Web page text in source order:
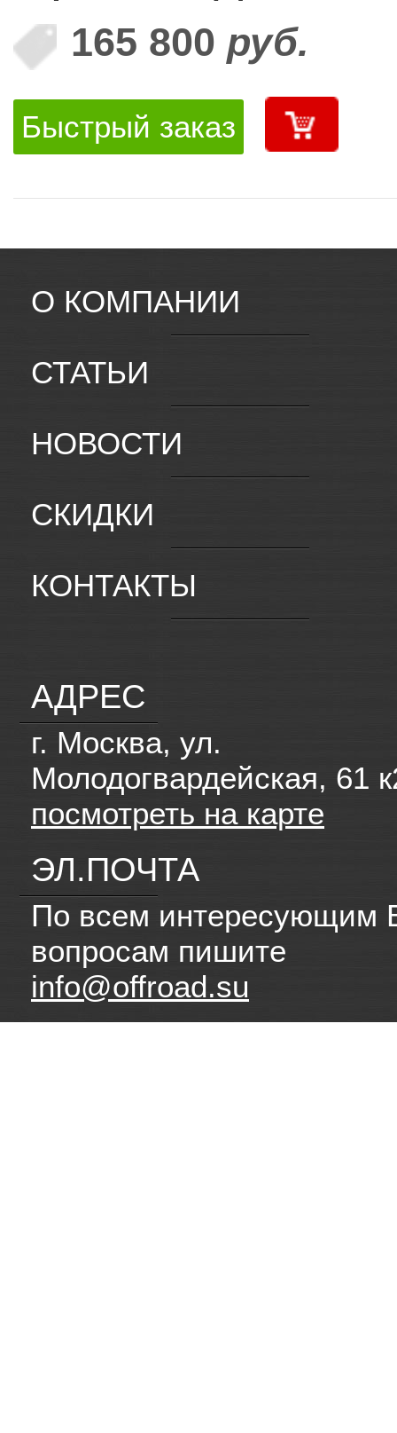
165 800 руб.
Быстрый заказ
О КОМПАНИИ
СТАТЬИ
НОВОСТИ
СКИДКИ
КОНТАКТЫ
АДРЕС
г. Москва, ул.
Молодогвардейская, 61
посмотреть на карте
ЭЛ.ПОЧТА
По всем интересующим
вопросам пишите
info@offroad.su